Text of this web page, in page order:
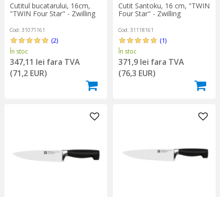
Cutitul bucatarului, 16cm,
"TWIN Four Star" - Zwilling
Cod: 31071161
(2)
În stoc
347,11 lei fara TVA
(71,2 EUR)
Cutit Santoku, 16 cm, "TWIN
Four Star" - Zwilling
Cod: 31118161
(1)
În stoc
371,9 lei fara TVA
(76,3 EUR)